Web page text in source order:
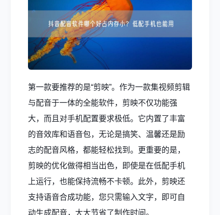
第一款要推荐的是“剪映”。作为一款集视频剪辑
与配音于一体的全能软件，剪映不仅功能强
大，而且对手机配置要求极低。它内置了丰富
的音效库和语音包，无论是搞笑、温馨还是励
志的配音风格，都能轻松找到。更重要的是，
剪映的优化做得相当出色，即使是在低配手机
上运行，也能保持流畅不卡顿。此外，剪映还
支持语音合成功能，您只需输入文字，即可自
动生成配音，大大节省了制作时间。